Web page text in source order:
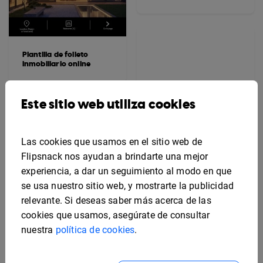
Plantilla de folleto
inmobiliario online
Este sitio web utiliza cookies
Las cookies que usamos en el sitio web de
Flipsnack nos ayudan a brindarte una mejor
experiencia, a dar un seguimiento al modo en que
se usa nuestro sitio web, y mostrarte la publicidad
relevante. Si deseas saber más acerca de las
cookies que usamos, asegúrate de consultar
nuestra política de cookies.